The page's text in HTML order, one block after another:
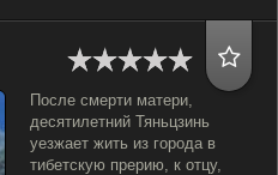
После смерти матери,
десятилетний Тяньцзинь
уезжает жить из города в
тибетскую прерию, к отцу,